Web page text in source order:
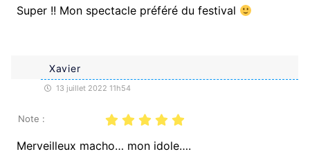
Super !! Mon spectacle préféré du festival
Xavier
13 juillet 2022 11h54
Note :
Merveilleux macho… mon idole….